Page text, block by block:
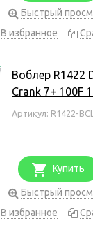
Быстрый
В избранное
Воблер R1422
Crank 7+ 100F
Артикул: R1422-BCL
Купить
Быстрый
В избранное